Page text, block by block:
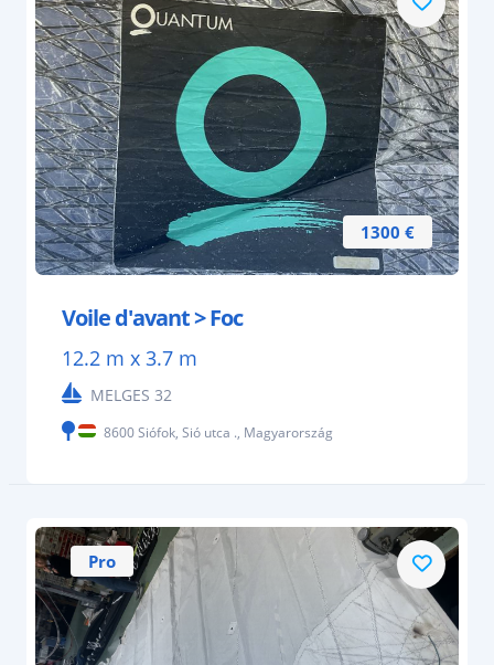
1300 €
Voile d'avant > Foc
12.2 m x 3.7 m
MELGES 32
8600 Siófok, Sió utca ., Magyarország
Pro